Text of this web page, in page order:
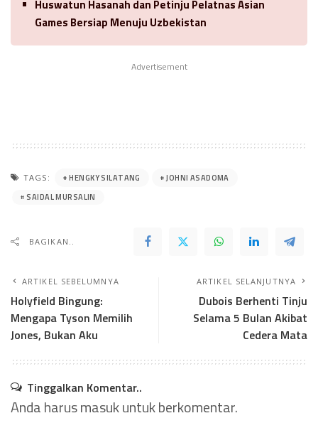
Huswatun Hasanah dan Petinju Pelatnas Asian
Games Bersiap Menuju Uzbekistan
Advertisement
TAGS: HENGKY SILATANG
JOHNI ASADOMA
SAIDAL MURSALIN
BAGIKAN..
ARTIKEL SEBELUMNYA
Holyfield Bingung:
Mengapa Tyson Memilih
Jones, Bukan Aku
ARTIKEL SELANJUTNYA
Dubois Berhenti Tinju
Selama 5 Bulan Akibat
Cedera Mata
Tinggalkan Komentar..
Anda harusmasukuntuk berkomentar.